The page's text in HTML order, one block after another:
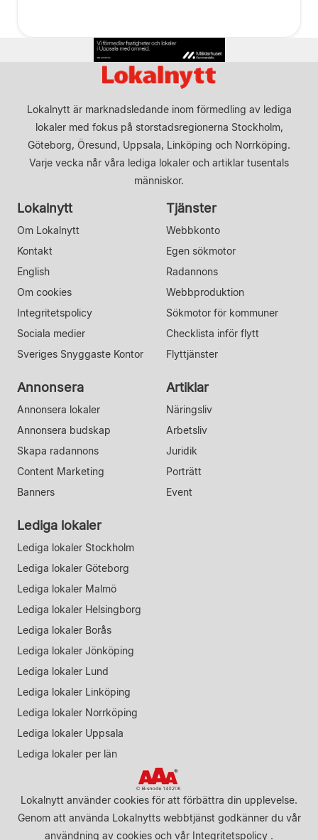
Lokalnytt är marknadsledande inom förmedling av lediga
lokaler med fokus på storstadsregionerna Stockholm,
Göteborg, Öresund, Uppsala, Linköping och Norrköping.
Varje vecka når våra lediga lokaler och artiklar tusentals
människor.
Lokalnytt
Om Lokalnytt
Kontakt
English
Om cookies
Integritetspolicy
Sociala medier
Sveriges Snyggaste Kontor
Tjänster
Webbkonto
Egen sökmotor
Radannons
Webbproduktion
Sökmotor för kommuner
Checklista inför flytt
Flyttjänster
Annonsera
Annonsera lokaler
Annonsera budskap
Skapa radannons
Content Marketing
Banners
Artiklar
Näringsliv
Arbetsliv
Juridik
Porträtt
Event
Lediga lokaler
Lediga lokaler Stockholm
Lediga lokaler Göteborg
Lediga lokaler Malmö
Lediga lokaler Helsingborg
Lediga lokaler Borås
Lediga lokaler Jönköping
Lediga lokaler Lund
Lediga lokaler Linköping
Lediga lokaler Norrköping
Lediga lokaler Uppsala
Lediga lokaler per län
Lokalnytt använder cookies för att förbättra din upplevelse.
Genom att använda Lokalnytts webbtjänst godkänner du vår
användning av cookies och vår Integritetspolicy .